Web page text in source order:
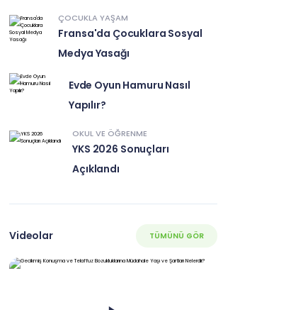
ÇOCUKLA YAŞAM
Fransa'da Çocuklara Sosyal
Medya Yasağı
Evde Oyun Hamuru Nasıl
Yapılır?
OKUL VE ÖĞRENME
YKS 2026 Sonuçları
Açıklandı
Videolar TÜMÜNÜ GÖR